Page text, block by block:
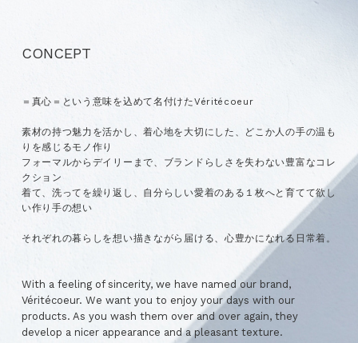
CONCEPT
＝真心＝という意味を込めて名付けたVéritécoeur
素材の持つ魅力を活かし、着心地を大切にした、どこか人の手の温も
りを感じるモノ作り
フォーマルからデイリーまで、ブランドらしさを失わない豊富なコレ
クション
着て、洗ってを繰り返し、自分らしい愛着のある１枚へと育てて欲し
い作り手の想い
それぞれの暮らしを想い描きながら届ける、心豊かになれる日常着。
With a feeling of sincerity, we have named our brand,
Véritécoeur. We want you to enjoy your days with our
products. As you wash them over and over again, they
develop a nicer appearance and a pleasant texture.